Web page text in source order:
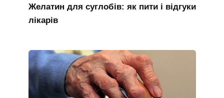
Желатин для суглобів: як пити і відгуки
лікарів